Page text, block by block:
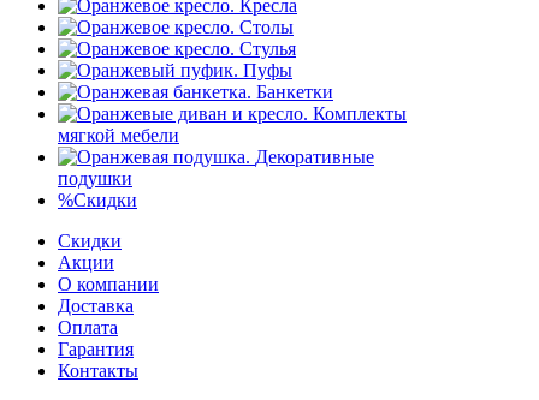
Кресла
Столы
Стулья
Пуфы
Банкетки
Комплекты
мягкой мебели
Декоративные
подушки
%Скидки
Скидки
Акции
О компании
Доставка
Оплата
Гарантия
Контакты